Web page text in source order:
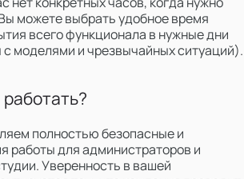
можете выбрать удобное время
всего функционала в нужные дни
с моделями и чрезвычайных ситуаций).
полностью безопасные и
работы для администраторов и
Уверенность в вашей